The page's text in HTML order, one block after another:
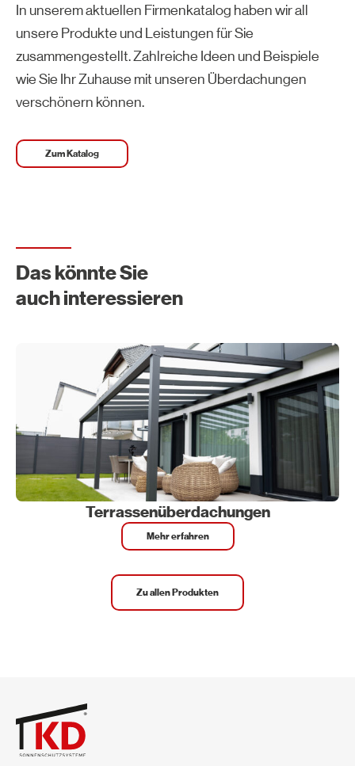
In unserem aktuellen Firmenkatalog haben wir all
unsere Produkte und Leistungen für Sie
zusammengestellt. Zahlreiche Ideen und Beispiele
wie Sie Ihr Zuhause mit unseren Überdachungen
verschönern können.
Zum Katalog
Das könnte Sie
auch interessieren
Terrassenüberdachungen
Mehr erfahren
Zu allen Produkten